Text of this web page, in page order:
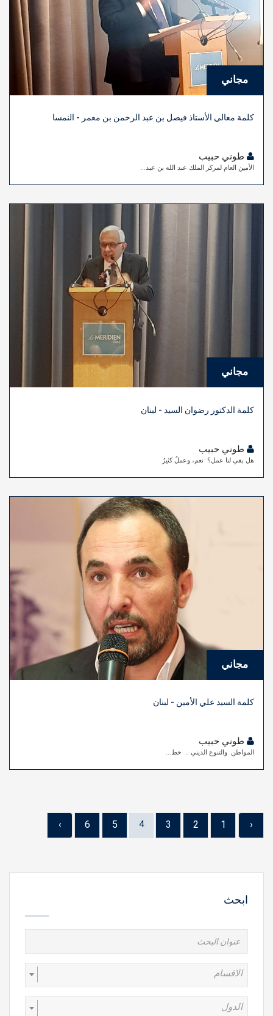
مجاني
كلمة معالي الأستاذ فيصل بن عبد الرحمن بن معمر - النمسا
الأمين العام لمركز الملك عبد الله بن عبد...
مجاني
كلمة الدكتور رضوان السيد - لبنان
هل بقي لنا عمل؟ نعم، وعملٌ كثيرٌ
مجاني
كلمة السيد علي الأمين - لبنان
المواطن والتنوع الديني .. خط...
‹
1
2
3
4
5
6
›
ابحث
الاقسام
الدول